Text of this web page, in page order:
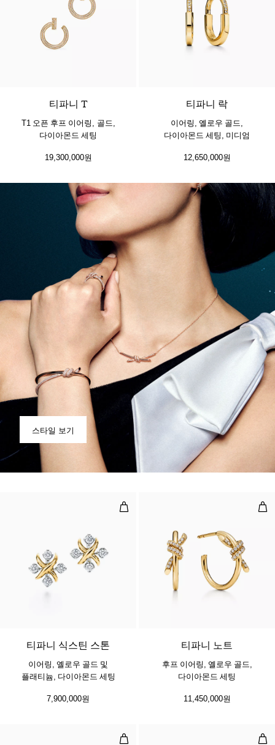
티파니 T
T1 오픈 후프 이어링, 골드,
다이아몬드 세팅
19,300,000원
티파니 락
이어링, 옐로우 골드,
다이아몬드 세팅, 미디엄
12,650,000원
스타일 보기
이어링, 옐로우 골드 및 플래티늄,
티파니 식스틴 스톤
이어링, 옐로우 골드 및
플래티늄, 다이아몬드 세팅
7,900,000원
후
티파니 노트
후프 이어링, 옐로우 골드,
다이아몬드 세팅
11,450,000원
스몰 락 이어링, 옐로우 골드, 파베T1